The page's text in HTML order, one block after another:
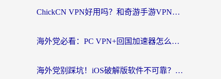
ChickCN VPN好用吗？和奇游手游VPN对比哪个回国效果更好？海外党亲测实用指南
海外党必看：PC VPN+回国加速器怎么选？无缝访问国内资源全攻略
海外党别踩坑！iOS破解版软件不可靠？教你选对回国加速器无缝看国内资源